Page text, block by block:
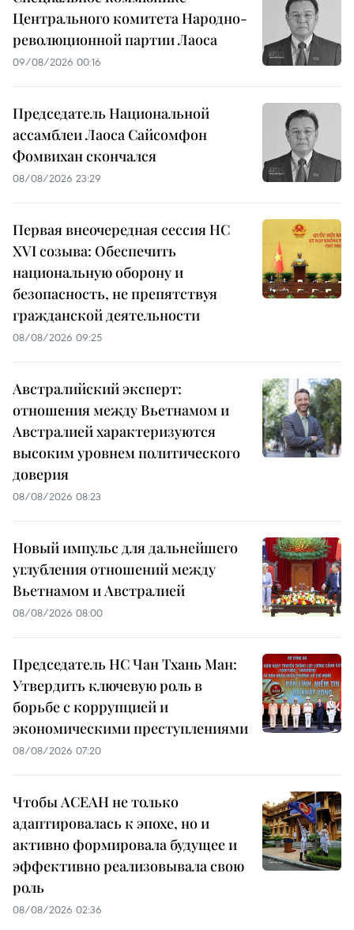
Центрального комитета Народно-
революционной партии Лаоса
09/08/2026 00:16
Председатель Национальной
ассамблеи Лаоса Сайсомфон
Фомвихан скончался
08/08/2026 23:29
Первая внеочередная сессия НС
XVI созыва: Обеспечить
национальную оборону и
безопасность, не препятствуя
гражданской деятельности
08/08/2026 09:25
Австралийский эксперт:
отношения между Вьетнамом и
Австралией характеризуются
высоким уровнем политического
доверия
08/08/2026 08:23
Новый импульс для дальнейшего
углубления отношений между
Вьетнамом и Австралией
08/08/2026 08:00
Председатель НС Чан Тхань Ман:
Утвердить ключевую роль в
борьбе с коррупцией и
экономическими преступлениями
08/08/2026 07:20
Чтобы АСЕАН не только
адаптировалась к эпохе, но и
активно формировала будущее и
эффективно реализовывала свою
роль
08/08/2026 02:36